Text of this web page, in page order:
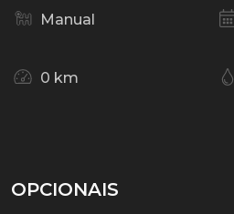
Manual
0 km
OPCIONAIS